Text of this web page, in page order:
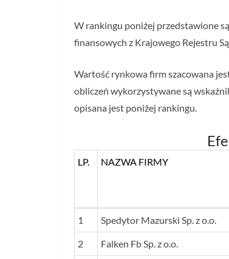
W rankingu poniżej przedstawione
finansowych z Krajowego Rejestru
Wartość rynkowa firm szacowana
obliczeń wykorzystywane są
opisana jest poniżej rankingu.
LP. NAZWA FIRMY
LP.
NAZWA FIRMY
1 Spedytor Mazurski Sp. z o.o.
2 Falken Fb Sp. z o.o.